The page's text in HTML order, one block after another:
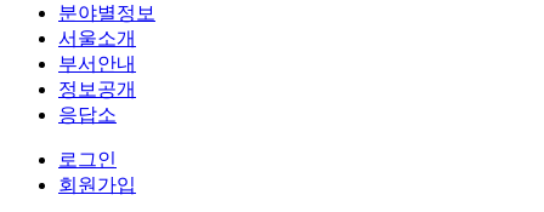
분야별정보
서울소개
부서안내
정보공개
응답소
로그인
회원가입